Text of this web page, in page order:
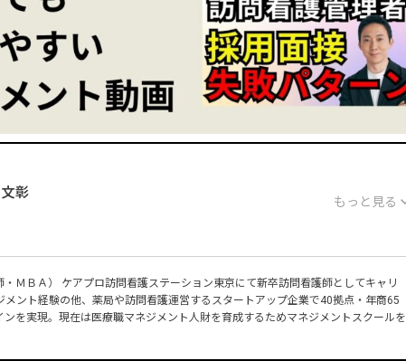
もっと見る
彰
ＭＢＡ） ケアプロ訪問看護ステーション東京にて新卒訪問看護師としてキャリ
ント経験の他、薬局や訪問看護運営するスタートアップ企業で40拠点・年商65
を実現。現在は医療職マネジメント人財を育成するためマネジメントスクールを